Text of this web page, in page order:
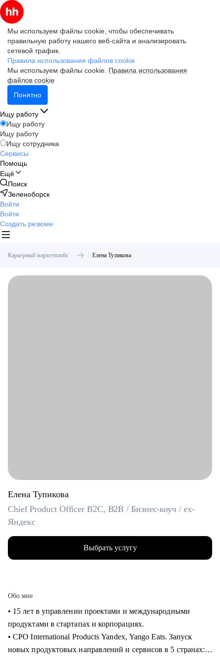
Мы используем файлы cookie, чтобы обеспечивать
правильную работу нашего веб-сайта и анализировать
сетевой трафик.
Правила использования файлов cookie
Мы используем файлы cookie. Правила использования
файлов cookie
Понятно
Ищу работу
Ищу работу
Ищу работу
Ищу сотрудника
Сервисы
Помощь
Ещё
Поиск
Зеленоборск
Войти
Войти
Создать резюме
Карьерный маркетплейс Елена Тупикова
Елена Тупикова
Chief Product Officer B2C, B2B / Бизнес-коуч / ex-
Яндекс
Выбрать услугу
Обо мне
• 15 лет в управлении проектами и международными
продуктами в стартапах и корпорациях.
• CPO International Products Yandex, Yango Eats. Запуск
новых продуктовых направлений и сервисов в 5 странах: